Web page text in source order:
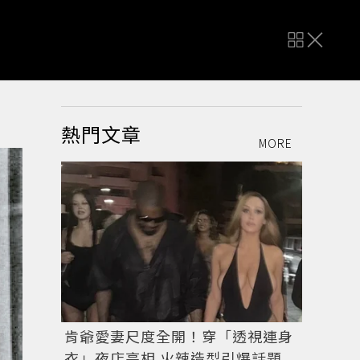
熱門文章 MORE
肯爺愛妻尺度全開！穿「透視連身